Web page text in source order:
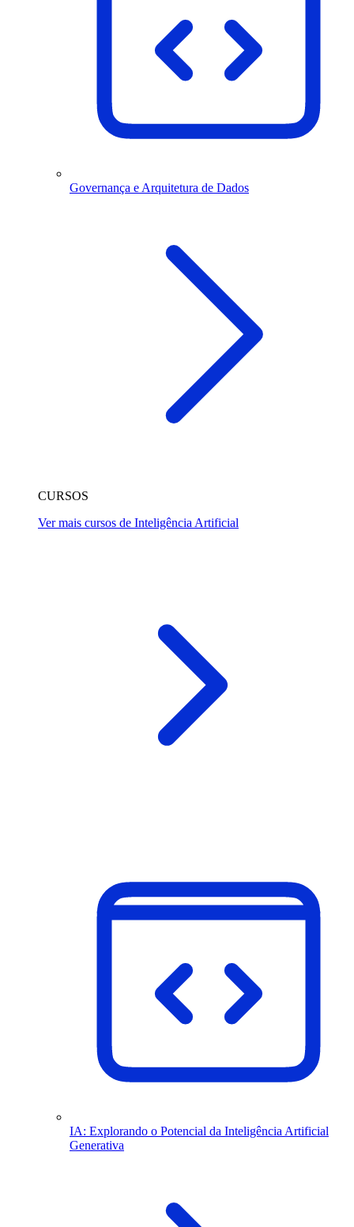
Governança e Arquitetura de Dados
CURSOS
Ver mais cursos de Inteligência Artificial
IA: Explorando o Potencial da Inteligência Artificial
Generativa